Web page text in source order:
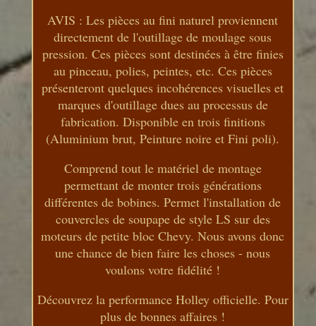
AVIS : Les pièces au fini naturel proviennent
directement de l'outillage de moulage sous
pression. Ces pièces sont destinées à être finies
au pinceau, polies, peintes, etc. Ces pièces
présenteront quelques incohérences visuelles et
marques d'outillage dues au processus de
fabrication. Disponible en trois finitions
(Aluminium brut, Peinture noire et Fini poli).
Comprend tout le matériel de montage
permettant de monter trois générations
différentes de bobines. Permet l'installation de
couvercles de soupape de style LS sur des
moteurs de petite bloc Chevy. Nous avons donc
une chance de bien faire les choses - nous
voulons votre fidélité !
Découvrez la performance Holley officielle. Pour
plus de bonnes affaires !